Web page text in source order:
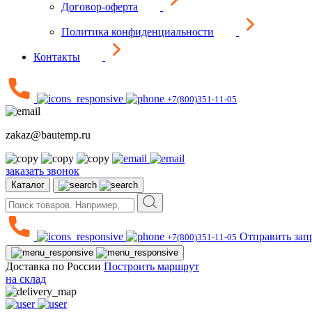
Договор-оферта
Политика конфиденциальности
Контакты
+7(800)351-11-05
zakaz@bautemp.ru
заказать звонок
Каталог
+7(800)351-11-05 Отправить
Доставка по России Построить маршрут
на склад